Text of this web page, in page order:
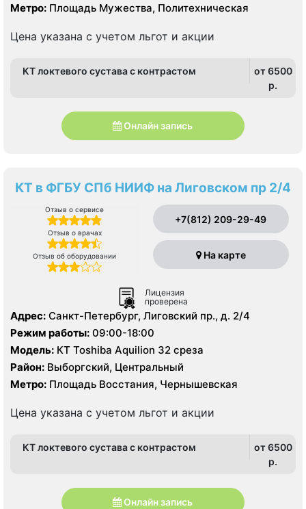
Метро: Площадь Мужества, Политехническая
Цена указана с учетом льгот и акции
КТ локтевого сустава с контрастом
от 6500
p.
Онлайн запись
КТ в ФГБУ СПб НИИФ на Лиговском пр 2/4
Отзыв о сервисе
Отзыв о врачах
Отзыв об оборудовании
+7(812) 209-29-49
На карте
Лицензия
проверена
Адрес: Санкт-Петербург, Лиговский пр., д. 2/4
Режим работы: 09:00-18:00
Модель: КТ Toshiba Aquilion 32 среза
Район: Выборгский, Центральный
Метро: Площадь Восстания, Чернышевская
Цена указана с учетом льгот и акции
КТ локтевого сустава с контрастом
от 6500
p.
Онлайн запись